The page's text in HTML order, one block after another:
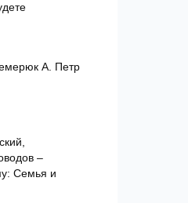
А. Петр
–
Семья и